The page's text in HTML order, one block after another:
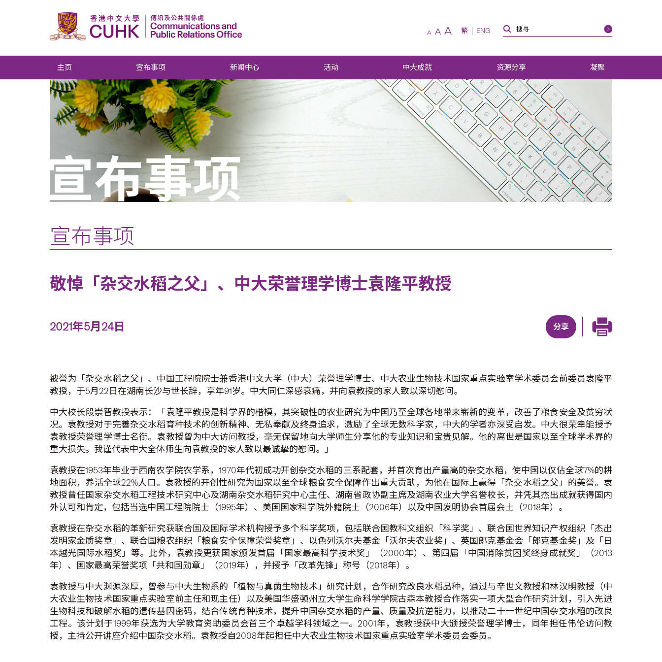
A A A 繁 ENG
主页 宣布事项 新闻中心 活动 中大成就 资源分享 凝聚
宣布事项
宣布事项
敬悼「杂交水稻之父」、中大荣誉理学博士袁隆平教授
2021年5月24日 分享
被誉为「杂交水稻之父」、中国工程院院士兼香港中文大学（中大）荣誉理学博士、中大农业生物技术国家重点实验室学术委员会前委员袁隆平
教授，于5月22日在湖南长沙与世长辞，享年91岁。中大同仁深感哀痛，并向袁教授的家人致以深切慰问。
中大校长段崇智教授表示：「袁隆平教授是科学界的楷模，其突破性的农业研究为中国乃至全球各地带来崭新的变革，改善了粮食安全及贫穷状
况。袁教授对于完善杂交水稻育种技术的创新精神、无私奉献及终身追求，激励了全球无数科学家，中大的学者亦深受启发。中大很荣幸能授予
袁教授荣誉理学博士名衔。袁教授曾为中大访问教授，毫无保留地向大学师生分享他的专业知识和宝贵见解。他的离世是国家以至全球学术界的
重大损失。我谨代表中大全体师生向袁教授的家人致以最诚挚的慰问。」
袁教授在1953年毕业于西南农学院农学系，1970年代初成功开创杂交水稻的三系配套，并首次育出产量高的杂交水稻，使中国以仅佔全球7%的耕
地面积，养活全球22%人口。袁教授的开创性研究为国家以至全球粮食安全保障作出重大贡献，为他在国际上赢得「杂交水稻之父」的美誉。袁
教授曾任国家杂交水稻工程技术研究中心及湖南杂交水稻研究中心主任、湖南省政协副主席及湖南农业大学名誉校长，并凭其杰出成就获得国内
外认可和肯定，包括当选中国工程院院士（1995年）、美国国家科学院外籍院士（2006年）以及中国发明协会首届会士（2018年）。
袁教授在杂交水稻的革新研究获联合国及国际学术机构授予多个科学奖项，包括联合国教科文组织「科学奖」、联合国世界知识产权组织「杰出
发明家金质奖章」、联合国粮农组织「粮食安全保障荣誉奖章」、以色列沃尔夫基金「沃尔夫农业奖」、英国郎克基金会「郎克基金奖」及「日
本越光国际水稻奖」等。此外，袁教授更获国家颁发首届「国家最高科学技术奖」（2000年）、第四届「中国消除贫困奖终身成就奖」（2013
年）、国家最高荣誉奖项「共和国勋章」（2019年），并授予「改革先锋」称号（2018年）。
袁教授与中大渊源深厚，曾参与中大生物系的「植物与真菌生物技术」研究计划，合作研究改良水稻品种，通过与辛世文教授和林汉明教授（中
大农业生物技术国家重点实验室前主任和现主任）以及美国华盛顿州立大学生命科学学院古森本教授合作落实一项大型合作研究计划，引入先进
生物科技和破解水稻的遗传基因密码，结合传统育种技术，提升中国杂交水稻的产量、质量及抗逆能力，以推动二十一世纪中国杂交水稻的改良
工程。该计划于1999年获选为大学教育资助委员会首三个卓越学科领域之一。2001年，袁教授获中大颁授荣誉理学博士，同年担任伟伦访问教
授，主持公开讲座介绍中国杂交水稻。袁教授自2008年起担任中大农业生物技术国家重点实验室学术委员会委员。